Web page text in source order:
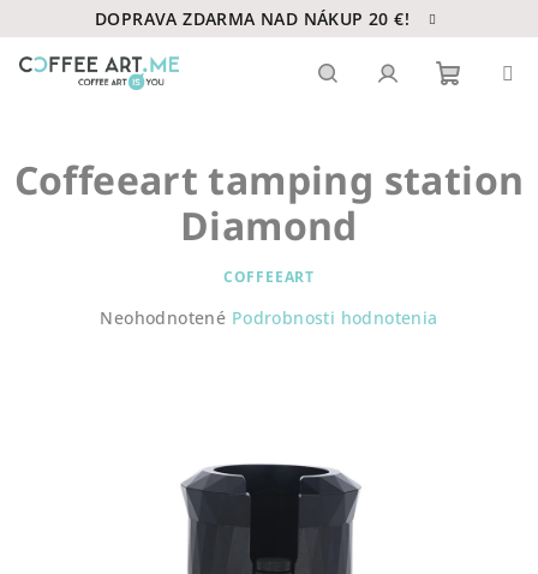
na
obsah
DOPRAVA ZDARMA NAD NÁKUP 20 €!
košík
Coffeeart tamping station
Diamond
COFFEEART
Priemerné
hviezdičiek.
Neohodnotené Podrobnosti hodnotenia